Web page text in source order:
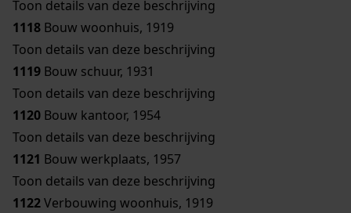
Toon details van deze beschrijving
1118 Bouw woonhuis, 1919
Toon details van deze beschrijving
1119 Bouw schuur, 1931
Toon details van deze beschrijving
1120 Bouw kantoor, 1954
Toon details van deze beschrijving
1121 Bouw werkplaats, 1957
Toon details van deze beschrijving
1122Verbouwing woonhuis, 1919